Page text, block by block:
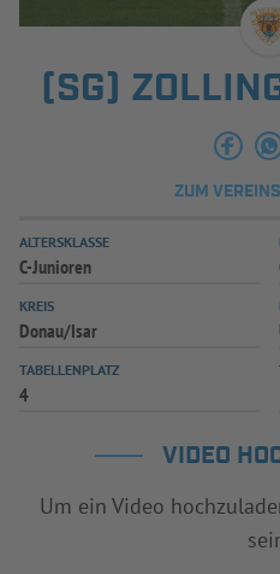
INFOTHEK
(SG)
ZUM
ALTERSKLASSE
C-Junioren
KREIS
Donau/Isar
TABELLENPLATZ
4
VIDEO
Um ein Video